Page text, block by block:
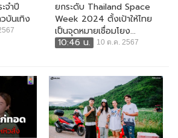
จำปี
บันเทิง
ยกระดับ Thailand Space
Week 2024 ตั้งเป้าให้ไทย
เป็นจุดหมายเชื่อมโยง...
10:46 น.
10 ต.ค. 2567